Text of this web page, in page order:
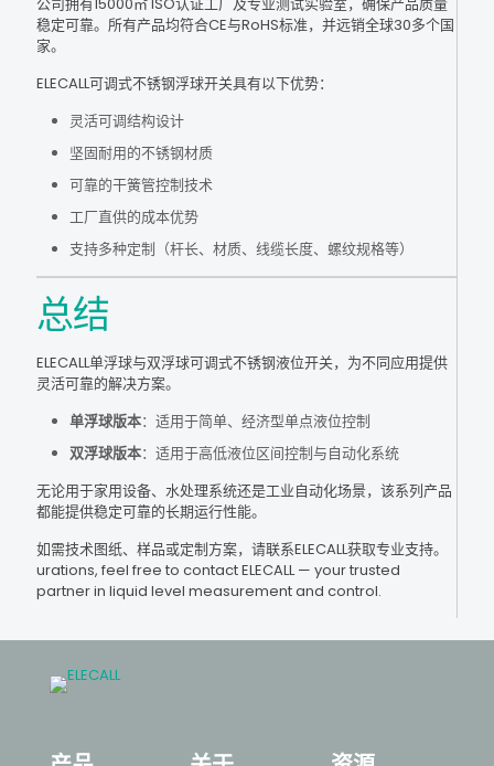
稳定可靠。所有产品均符合CE与RoHS标准，并远销全球30多个国
家。
ELECALL可调式不锈钢浮球开关具有以下优势：
灵活可调结构设计
坚固耐用的不锈钢材质
可靠的干簧管控制技术
工厂直供的成本优势
支持多种定制（杆长、材质、线缆长度、螺纹规格等）
总结
ELECALL单浮球与双浮球可调式不锈钢液位开关，为不同应用提供
灵活可靠的解决方案。
单浮球版本：适用于简单、经济型单点液位控制
双浮球版本：适用于高低液位区间控制与自动化系统
无论用于家用设备、水处理系统还是工业自动化场景，该系列产品
都能提供稳定可靠的长期运行性能。
如需技术图纸、样品或定制方案，请联系ELECALL获取专业支持。
urations, feel free to contact ELECALL — your trusted
partner in liquid level measurement and control.